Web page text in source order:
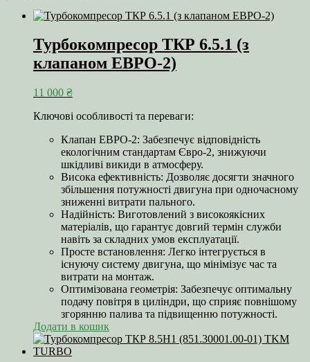
Турбокомпресор ТКР 6.5.1 (з
клапаном ЕВРО-2)
11 000 ₴
Ключові особливості та переваги:
Клапан ЕВРО-2: Забезпечує відповідність
екологічним стандартам Євро-2, знижуючи
шкідливі викиди в атмосферу.
Висока ефективність: Дозволяє досягти значного
збільшення потужності двигуна при одночасному
зниженні витрати пального.
Надійність: Виготовлений з високоякісних
матеріалів, що гарантує довгий термін служби
навіть за складних умов експлуатації.
Просте встановлення: Легко інтегрується в
існуючу систему двигуна, що мінімізує час та
витрати на монтаж.
Оптимізована геометрія: Забезпечує оптимальну
подачу повітря в циліндри, що сприяє повнішому
згорянню палива та підвищенню потужності.
Додати в кошик